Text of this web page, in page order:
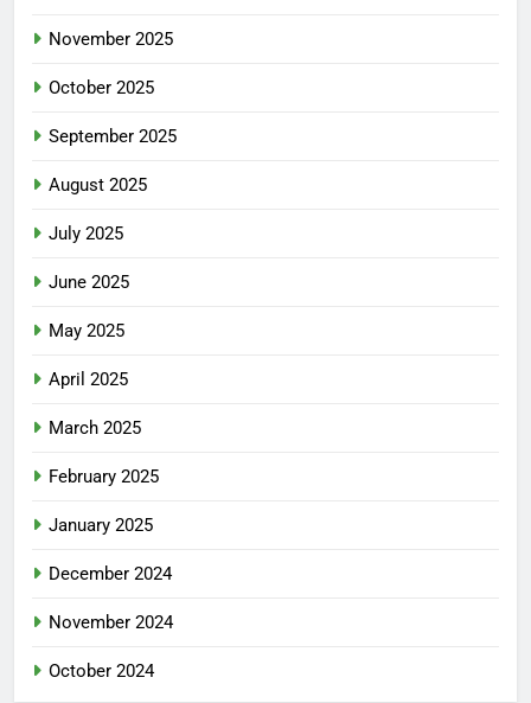
November 2025
October 2025
September 2025
August 2025
July 2025
June 2025
May 2025
April 2025
March 2025
February 2025
January 2025
December 2024
November 2024
October 2024